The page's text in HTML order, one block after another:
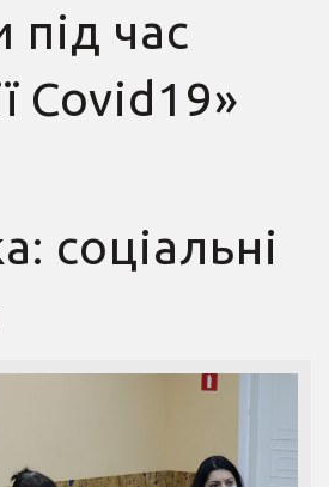
під час
Covid19»
соціальні